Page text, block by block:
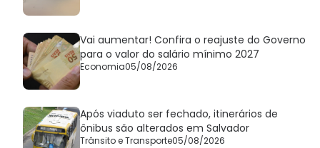
Vai aumentar! Confira o reajuste do Governo
para o valor do salário mínimo 2027
Economia05/08/2026
Após viaduto ser fechado, itinerários de
ônibus são alterados em Salvador
Trânsito e Transporte05/08/2026